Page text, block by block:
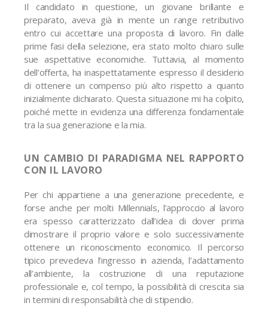
Il candidato in questione, un giovane brillante e
preparato, aveva già in mente un range retributivo
entro cui accettare una proposta di lavoro. Fin dalle
prime fasi della selezione, era stato molto chiaro sulle
sue aspettative economiche. Tuttavia, al momento
dell’offerta, ha inaspettatamente espresso il desiderio
di ottenere un compenso più alto rispetto a quanto
inizialmente dichiarato. Questa situazione mi ha colpito,
poiché mette in evidenza una differenza fondamentale
tra la sua generazione e la mia.
UN CAMBIO DI PARADIGMA NEL RAPPORTO
CON IL LAVORO
Per chi appartiene a una generazione precedente, e
forse anche per molti Millennials, l’approccio al lavoro
era spesso caratterizzato dall’idea di dover prima
dimostrare il proprio valore e solo successivamente
ottenere un riconoscimento economico. Il percorso
tipico prevedeva l’ingresso in azienda, l’adattamento
all’ambiente, la costruzione di una reputazione
professionale e, col tempo, la possibilità di crescita sia
in termini di responsabilità che di stipendio.